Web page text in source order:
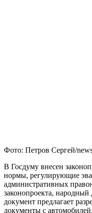
Фото: Петров Сергей/
В Госдуму внесен
нормы, регулирующие
административных
законопроекта,
документ предлагает
документы с